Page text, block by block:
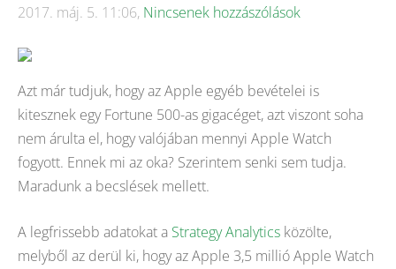
2017. máj. 5. 11:06, Nincsenek hozzászólások
Azt már tudjuk, hogy az Apple egyéb bevételei is
kitesznek egy Fortune 500-as gigacéget, azt viszont soha
nem árulta el, hogy valójában mennyi Apple Watch
fogyott. Ennek mi az oka? Szerintem senki sem tudja.
Maradunk a becslések mellett.
A legfrissebb adatokat a Strategy Analytics közölte,
melyből az derül ki, hogy az Apple 3,5 millió Apple Watch